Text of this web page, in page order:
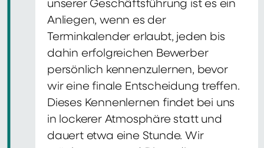
unserer Geschäftsführung ist es ein
Anliegen, wenn es der
Terminkalender erlaubt, jeden bis
dahin erfolgreichen Bewerber
persönlich kennenzulernen, bevor
wir eine finale Entscheidung treffen.
Dieses Kennenlernen findet bei uns
in lockerer Atmosphäre statt und
dauert etwa eine Stunde. Wir